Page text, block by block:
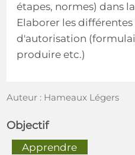
étapes, normes) dans
Elaborer les
d'autorisation
produire etc.)
Auteur : Hameaux Légers
Objectif
  Apprendre